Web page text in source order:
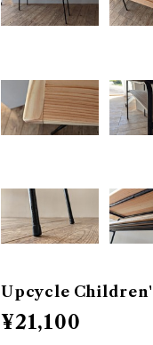
Upcycle
¥21,100